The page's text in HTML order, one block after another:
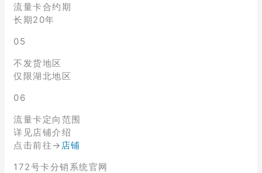
流量卡合约期
长期20年
05
不发货地区
仅限湖北地区
06
流量卡定向范围
详见店铺介绍
点击前往→ 店铺
172号卡分销系统官网